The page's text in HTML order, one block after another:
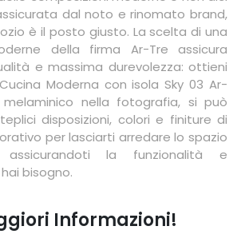
dal noto e rinomato brand,
è il posto giusto. La scelta di una
della firma Ar-Tre assicura
e massima durevolezza: ottieni
Moderna con isola Sky 03 Ar-
nella fotografia, si può
disposizioni, colori e finiture di
per lasciarti arredare lo spazio
assicurandoti la funzionalità e
bisogno.
Informazioni!